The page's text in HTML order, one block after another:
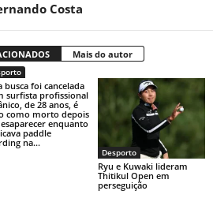
Costa
Mais do autor
busca foi cancelada
surfista profissional
de 28 anos, é
como morto depois
enquanto
paddle
na...
Desporto
Ryu e Kuwaki lideram
Thitikul Open em
perseguição